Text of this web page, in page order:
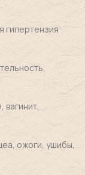
гипертензия
ожоги, ушибы,